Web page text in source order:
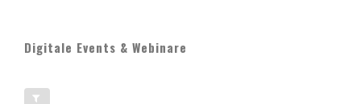
Digitale Events & Webinare